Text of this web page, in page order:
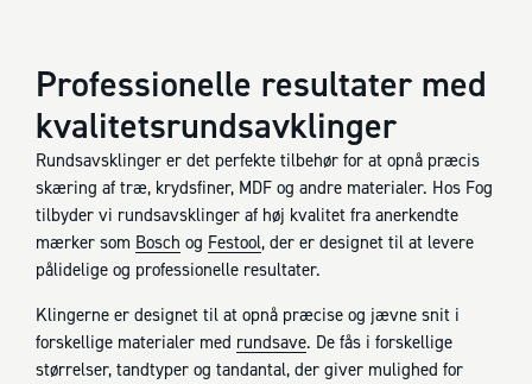
Professionelle resultater med
kvalitetsrundsavklinger
Rundsavsklinger er det perfekte tilbehør for at opnå præcis
skæring af træ, krydsfiner, MDF og andre materialer. Hos Fog
tilbyder vi rundsavsklinger af høj kvalitet fra anerkendte
mærker som Bosch og Festool, der er designet til at levere
pålidelige og professionelle resultater.
Klingerne er designet til at opnå præcise og jævne snit i
forskellige materialer med rundsave. De fås i forskellige
størrelser, tandtyper og tandantal, der giver mulighed for